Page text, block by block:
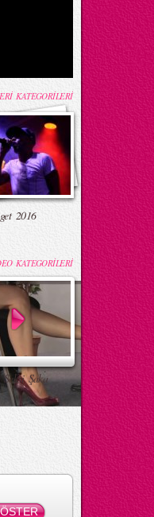
KATEGORİLERİ
2016
KATEGORİLERİ
Şaka